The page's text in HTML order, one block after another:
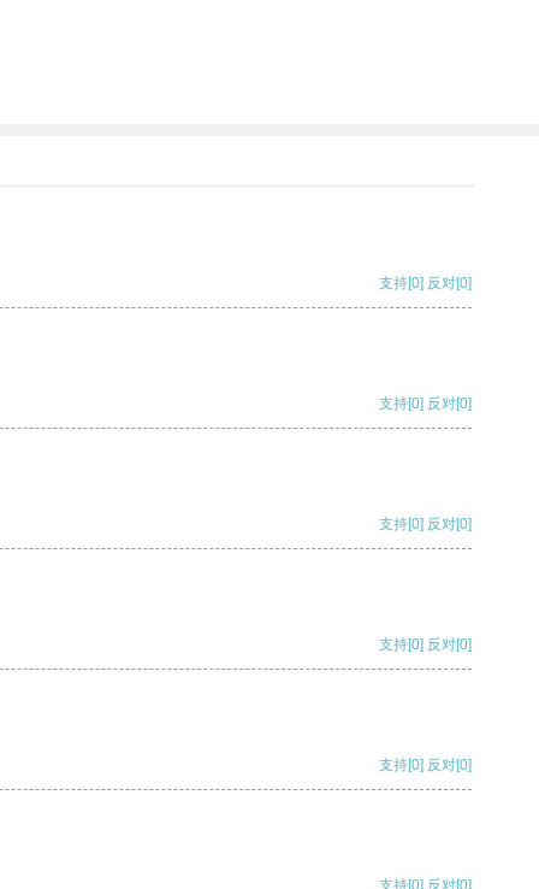
支持[0] 反对[0]
支持[0] 反对[0]
支持[0] 反对[0]
支持[0] 反对[0]
支持[0] 反对[0]
支持[0] 反对[0]